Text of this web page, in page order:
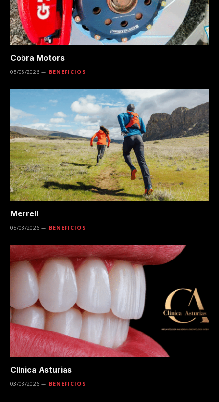
Cobra Motors
05/08/2026 BENEFICIOS
Merrell
05/08/2026 BENEFICIOS
Clínica Asturias
03/08/2026 BENEFICIOS